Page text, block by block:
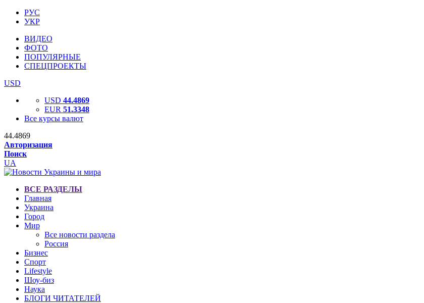
РУС
УКР
ВИДЕО
ФОТО
ПОПУЛЯРНЫЕ
СПЕЦПРОЕКТЫ
USD
USD 44.4869
EUR 51.3348
Все курсы валют
44.4869
Авторизация
Поиск
UA
ВСЕ РАЗДЕЛЫ
Главная
Украина
Город
Мир
Все новости раздела
Россия
Бизнес
Спорт
Lifestyle
Шоу-биз
Наука
БЛОГИ ЧИТАТЕЛЕЙ